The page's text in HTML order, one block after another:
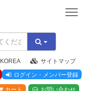
KOREA
サイトマップ
ログイン・メンバー登録
カート お問い合わせ